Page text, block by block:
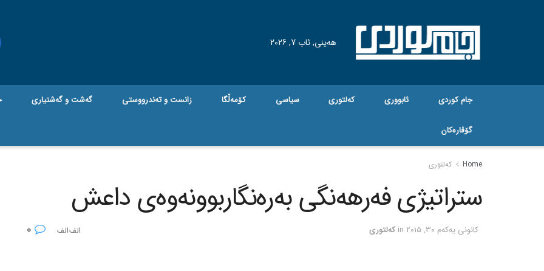
هه‌ینی, ئاب 7, 2026
جام کوردی ئابووری کەلتوری سیاسی کۆمەڵگا زانست و تەندرووستی گه‌شت و گه‌شتیاری
گۆڤاره‌کان
Home کەلتوری
ستراتیژی فه‌رهه‌نگی به‌ره‌نگاربوونه‌وه‌ی داعش
كانونی یه‌كه‌م 30, 2015 in کەلتوری